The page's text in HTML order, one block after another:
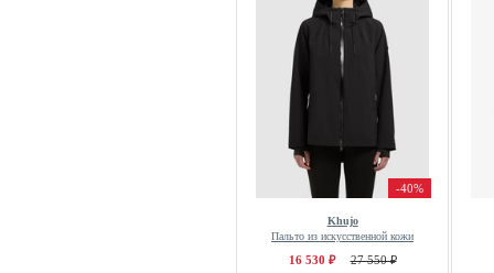
-40%
Khujo
Пальто из искусственной кожи
16 530 ₽ 27 550 ₽